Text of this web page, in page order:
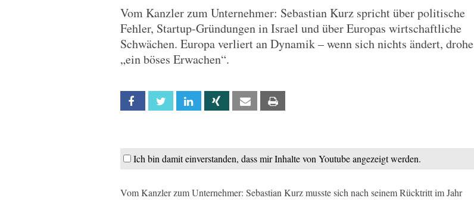
Vom Kanzler zum Unternehmer: Sebastian Kurz spricht über politische
Fehler, Startup-Gründungen in Israel und über Europas wirtschaftliche
Schwächen. Europa verliert an Dynamik – wenn sich nichts ändert, drohe
„ein böses Erwachen“.
Facebook Twitter Linkedin Xing Email
Ich bin damit einverstanden, dass mir Inhalte von Youtube angezeigt werden.
Vom Kanzler zum Unternehmer: Sebastian Kurz musste sich nach seinem Rücktritt im Jahr